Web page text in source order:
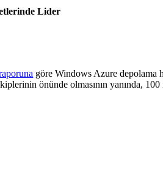
Lider
göre Windows Azure depolama
önünde olmasının yanında, 100